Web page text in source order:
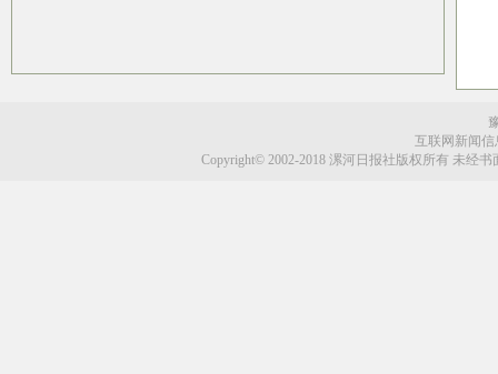
互联网新闻信
Copyright© 2002-2018 漯河日报社版权所有 未经